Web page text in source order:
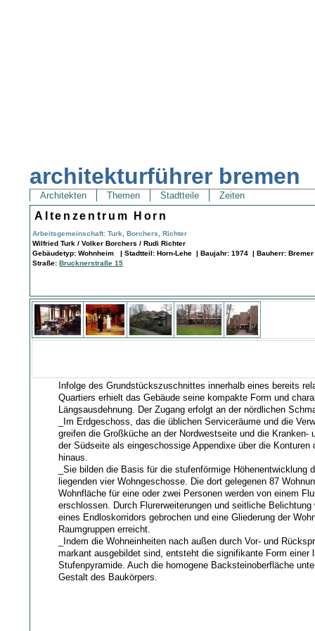
architekturführer bremen
Architekten Themen Stadtteile Zeiten
Altenzentrum Horn
Arbeitsgemeinschaft: Turk, Borchers, Richter
Wilfried Turk / Volker Borchers / Rudi Richter
Gebäudetyp: Wohnheim | Stadtteil: Horn-Lehe | Baujahr: 1974 | Bauherr:
Straße:Brucknerstraße 15
Infolge des Grundstückszuschnittes innerhalb eines bereits
Quartiers erhielt das Gebäude seine kompakte Form und
Längsausdehnung. Der Zugang erfolgt an der nördlichen
_Im Erdgeschoss, das die üblichen Serviceräume und die
greifen die Großküche an der Nordwestseite und die Kranken-
der Südseite als eingeschossige Appendixe über die Konturen
hinaus.
_Sie bilden die Basis für die stufenförmige Höhenentwicklung
liegenden vier Wohngeschosse. Die dort gelegenen 87
Wohnfläche für eine oder zwei Personen werden von einem
erschlossen. Durch Flurerweiterungen und seitliche Belichtung
eines Endloskorridors gebrochen und eine Gliederung der
Raumgruppen erreicht.
_Indem die Wohneinheiten nach außen durch Vor- und
markant ausgebildet sind, entsteht die signifikante Form einer
Stufenpyramide. Auch die homogene Backsteinoberfläche
Gestalt des Baukörpers.